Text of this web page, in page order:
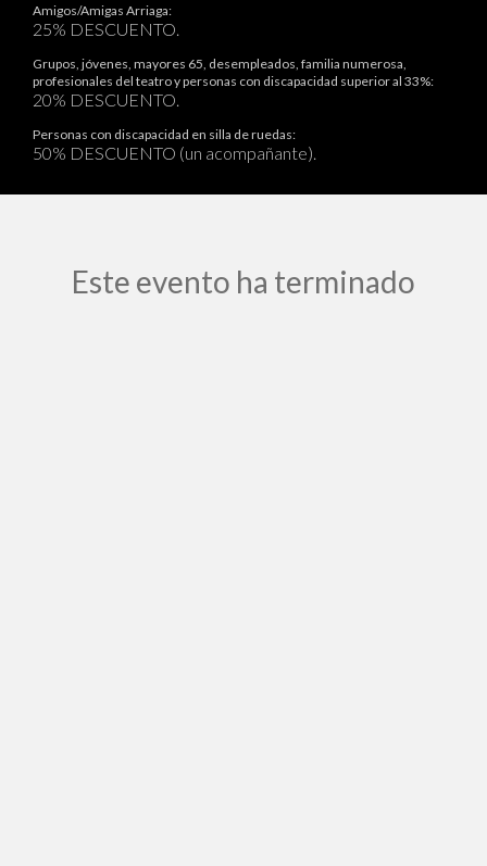
Amigos/Amigas Arriaga:
25% DESCUENTO.
Grupos, jóvenes, mayores 65, desempleados, familia numerosa,
profesionales del teatro y personas con discapacidad superior al 33%:
20% DESCUENTO.
Personas con discapacidad en silla de ruedas:
50% DESCUENTO (un acompañante).
Este evento ha terminado